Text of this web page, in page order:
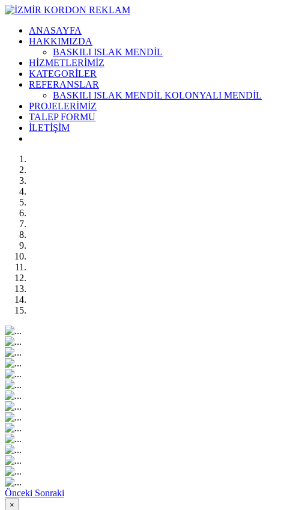
ANASAYFA
HAKKIMIZDA
BASKILI ISLAK MENDİL
HİZMETLERİMİZ
KATEGORİLER
REFERANSLAR
BASKILI ISLAK MENDİL KOLONYALI MENDİL
PROJELERİMİZ
TALEP FORMU
İLETİŞİM
Önceki Sonraki
×